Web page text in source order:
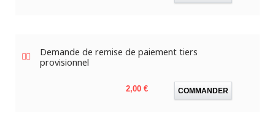
Demande de remise de paiement tiers
provisionnel
Prix
2,00 € COMMANDER